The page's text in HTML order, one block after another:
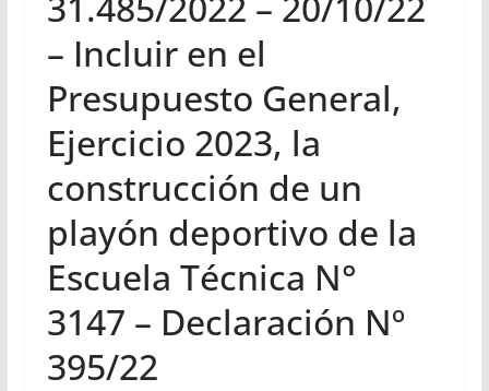
– Incluir en el
Presupuesto General,
Ejercicio 2023, la
construcción de un
playón deportivo de la
Escuela Técnica N°
3147 – Declaración Nº
395/22